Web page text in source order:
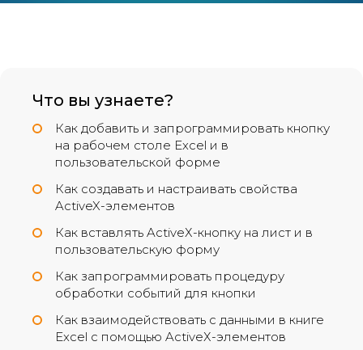
Что вы узнаете?
Как добавить и запрограммировать кнопку
на рабочем столе Excel и в
пользовательской форме
Как создавать и настраивать свойства
ActiveX-элементов
Как вставлять ActiveХ-кнопку на лист и в
пользовательскую форму
Как запрограммировать процедуру
обработки событий для кнопки
Как взаимодействовать с данными в книге
Excel с помощью ActiveХ-элементов